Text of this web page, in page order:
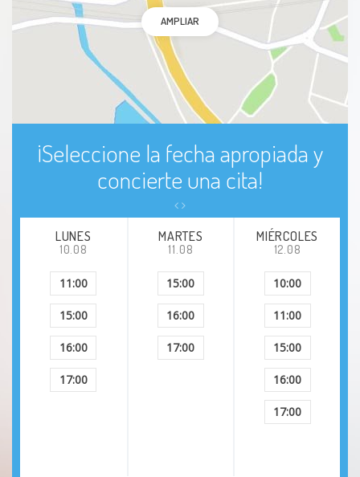
AMPLIAR
¡Seleccione la fecha apropiada y
concierte una cita!
LUNES
10.08
11:00
15:00
16:00
17:00
MARTES
11.08
15:00
16:00
17:00
MIÉRCOLES
12.08
10:00
11:00
15:00
16:00
17:00